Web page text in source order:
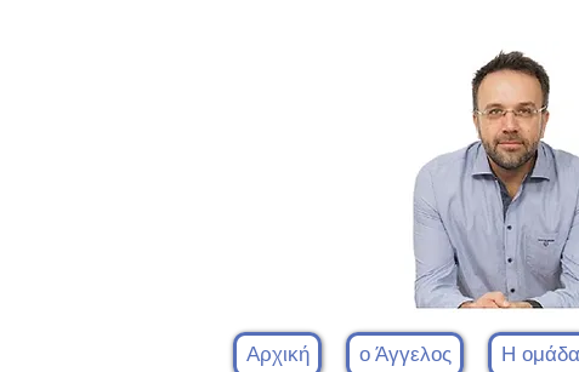
Αρχική ο Άγγελος Η ομάδα